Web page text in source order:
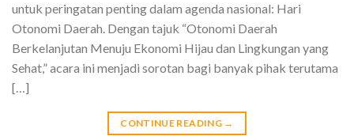
untuk peringatan penting dalam agenda nasional: Hari
Otonomi Daerah. Dengan tajuk “Otonomi Daerah
Berkelanjutan Menuju Ekonomi Hijau dan Lingkungan yang
Sehat,” acara ini menjadi sorotan bagi banyak pihak terutama
[…]
CONTINUE READING →